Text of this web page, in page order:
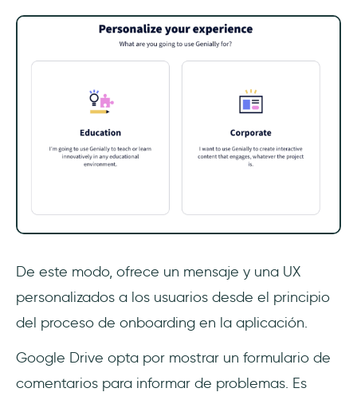
De este modo, ofrece un mensaje y una UX
personalizados a los usuarios desde el principio
del proceso de onboarding en la aplicación.
Google Drive opta por mostrar un formulario de
comentarios para informar de problemas. Es